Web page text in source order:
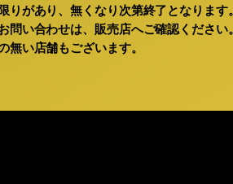
りがあり、無くなり次第終了となります
問い合わせは、販売店へご確認ください
無い店舗もございます。